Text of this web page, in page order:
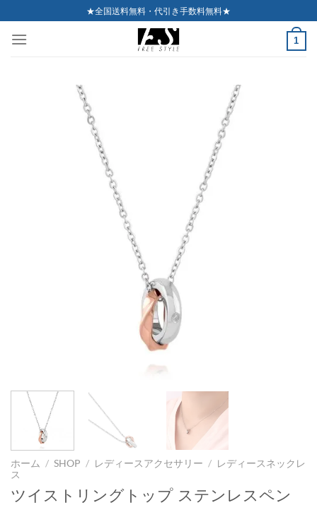
to
content
★全国送料無料・代引き手数料無料★
1
ホーム / SHOP / レディースアクセサリー / レディースネックレ
ス
ツイストリングトップ ステンレスペン